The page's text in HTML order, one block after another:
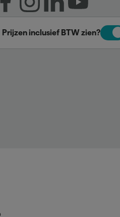
Prijzen inclusief BTW zien?